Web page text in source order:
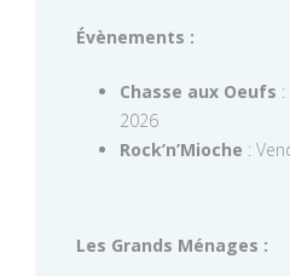
Évènements :
Chasse aux Oeufs
2026
Rock’n’Mioche :
Les Grands Ménages :